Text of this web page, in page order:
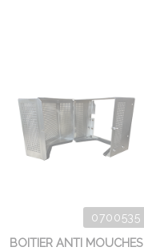
0700535
BOITIER ANTI MOUCHES